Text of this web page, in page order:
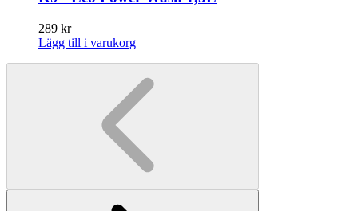
produktsidan
289 kr
Lägg till i varukorg